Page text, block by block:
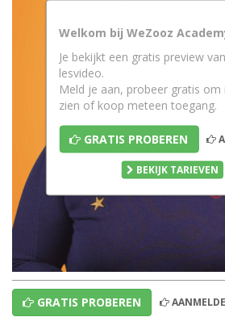
Welkom bij WeZooz
Je bekijkt een gratis preview
lesvideo.
Meld je aan, probeer gratis om
zien of koop meteen toegang.
GRATIS PROBEREN
BEKIJK TARIEVEN
GRATIS PROBEREN